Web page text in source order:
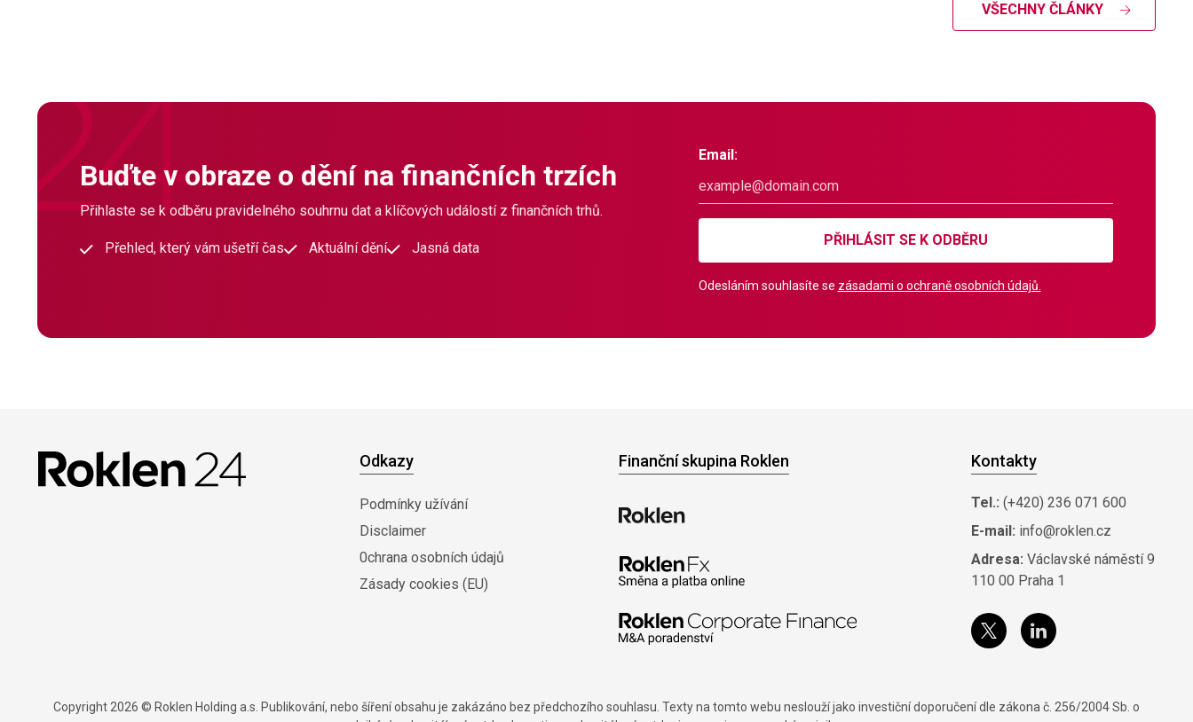
VŠECHNY ČLÁNKY
Buďte v obraze o dění na finančních trzích
Přihlaste se k odběru pravidelného souhrnu dat a klíčových událostí z finančních trhů.
Přehled, který vám ušetří čas Aktuální dění Jasná data
Email:
PŘIHLÁSIT SE K ODBĚRU
Odesláním souhlasíte se zásadami o ochraně osobních údajů.
Odkazy
Podmínky užívání
Disclaimer
0chrana osobních údajů
Zásady cookies (EU)
Finanční skupina Roklen Kontakty
Tel.: (+420) 236 071 600
E-mail: info@roklen.cz
Adresa: Václavské náměstí 9
110 00 Praha 1
Copyright 2026 © Roklen Holding a.s. Publikování, nebo šíření obsahu je zakázáno bez předchozího souhlasu. Texty na tomto webu neslouží jako investiční doporučení dle zákona č. 256/2004 Sb. o